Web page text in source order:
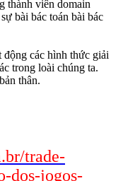
thành viên domain
bài bác toán bài bác
động các hình thức giải
trong loài chúng ta.
thân.
trade-
dos-jogos-